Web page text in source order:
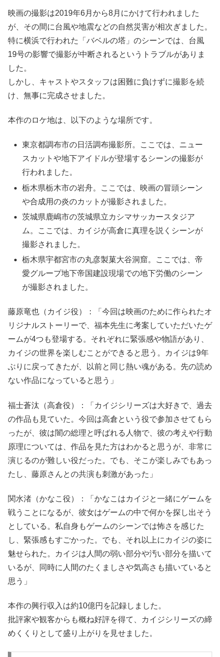
映画の撮影は2019年6月から8月にかけて行われました
が、その間に台風や地震などの自然災害が相次ぎました。
特に横浜で行われた「バベルの塔」のシーンでは、台風
19号の影響で撮影が中断されるというトラブルがありま
した。
しかし、キャストやスタッフは困難に負けずに撮影を続
け、無事に完成させました。
本作のロケ地は、以下のような場所です。
東京都調布市の日活調布撮影所。ここでは、ニュー
スカットや地下アイドルが登場するシーンの撮影が
行われました。
栃木県栃木市の岩舟。ここでは、映画の冒頭シーン
や合成用の炎のカットが撮影されました。
茨城県鹿嶋市の茨城県立カシマサッカースタジア
ム。ここでは、カイジが高倉に真理を説くシーンが
撮影されました。
栃木県宇都宮市の丸彦製菓大谷洞窟。ここでは、帝
愛グループ地下帝国建設現場での地下労働のシーン
が撮影されました。
藤原竜也（カイジ役）：「今回は映画のために作られたオ
リジナルストーリーで、福本先生に考案していただいたゲ
ームが4つも登場する。それぞれに緊張感や物語があり、
カイジの世界を楽しむことができると思う。カイジは9年
ぶりに戻ってきたが、以前と同じ熱い魂がある。先の読め
ない作品になっていると思う」
福士蒼汰（高倉役）：「カイジシリーズは大好きで、過去
の作品も見ていた。今回は高倉という役で参加させてもら
ったが、彼は闇の総理と呼ばれる人物で、彼の考えや行動
原理については、作品を見た方はわかると思うが、非常に
演じるのが難しい役だった。でも、そこが楽しみでもあっ
たし、藤原さんとの共演も刺激があった」
関水渚（かなこ役）：「かなこはカイジと一緒にゲームを
戦うことになるが、彼女はゲームの中で何かを探し出そう
としている。私自身もゲームのシーンでは怖さを感じた
し、緊張感もすごかった。でも、それ以上にカイジの姿に
魅せられた。カイジは人間の弱い部分や汚い部分を描いて
いるが、同時に人間のたくましさや気高さも描いていると
思う」
本作の興行収入は約10億円を記録しました。
批評家や観客からも概ね好評を得て、カイジシリーズの締
めくくりとして盛り上がりを見せました。